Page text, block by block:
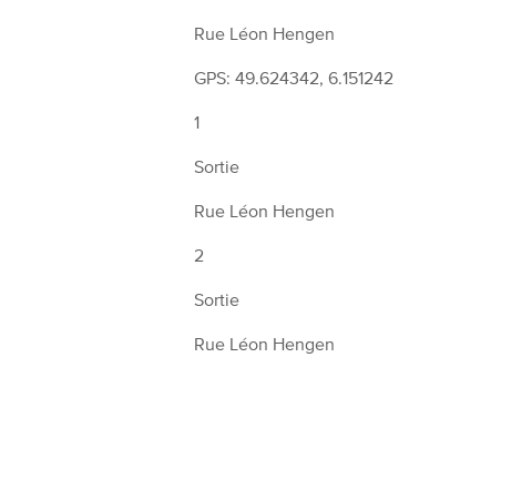
Rue Léon Hengen
GPS: 49.624342, 6.151242
1
Sortie
Rue Léon Hengen
2
Sortie
Rue Léon Hengen